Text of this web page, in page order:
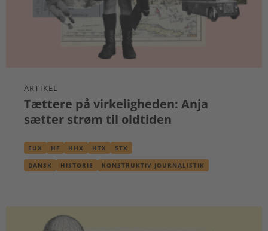
ARTIKEL
Tættere på virkeligheden: Anja
sætter strøm til oldtiden
EUX HF HHX HTX STX
DANSK HISTORIE
KONSTRUKTIV JOURNALISTIK